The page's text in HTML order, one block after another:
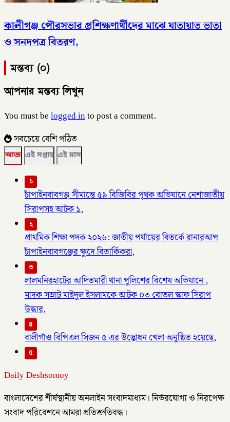
কালীগঞ্জ পৌরসভার প্রশিক্ষণার্থীদের মাঝে যাতায়াত ভাতা
ও সনদপত্র বিতরণ,
মন্তব্য (০)
আপনার মন্তব্য লিখুন
You must belogged into post a comment.
সবচেয়ে বেশি পঠিত
আজ এই সপ্তাহ এই মাস
১
চাঁপাইনবাবগঞ্জ সীমান্তে ৫৯ বিজিবির পৃথক অভিযানে নেশাজাতীয়
সিরাপসহ আটক ১,
২
প্রাথমিক শিক্ষা পদক ২০২৬: জাতীয় পর্যায়ের বিতর্কে রানারআপ
চাঁপাইনবাবগঞ্জের ক্ষুদে বিতার্কিকরা,
৩
লালমনিরহাটের আদিতমারী থানা পুলিশের বিশেষ অভিযানে ,
মাদক সম্রাট মাইদুল ইসলামকে আটক ০৩ বোতল স্কাফ সিরাপ
উদ্ধার,
৪
বালীগাঁও বিপিএল সিজন ৫ এর উদ্ভোধন খেলা অনুষ্ঠিত হয়েছে,
৫
Daily Deshsomoy
বাংলাদেশের শীর্ষস্থানীয় অনলাইন সংবাদমাধ্যম। নির্ভরযোগ্য ও নিরপেক্ষ
সংবাদ পরিবেশনে আমরা প্রতিশ্রুতিবদ্ধ।